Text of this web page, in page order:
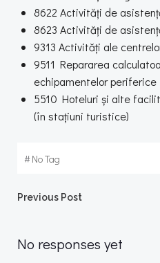
8622 Activități de
8623 Activități de
9313 Activități ale
9511 Repararea
echipamentelor periferice
5510 Hoteluri și alte
(în stațiuni turistice)
#No Tag
Post
navigation
Previous Post
No responses yet